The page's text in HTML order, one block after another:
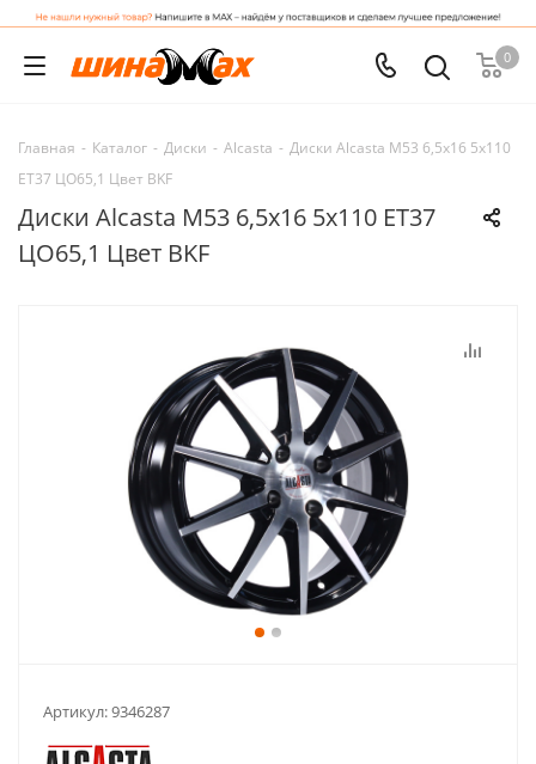
0
Главная - Каталог - Диски - Alcasta - Диски Alcasta M53 6,5x16 5x110
ET37 ЦО65,1 Цвет BKF
Диски Alcasta M53 6,5x16 5x110 ET37
ЦО65,1 Цвет BKF
Артикул:9346287